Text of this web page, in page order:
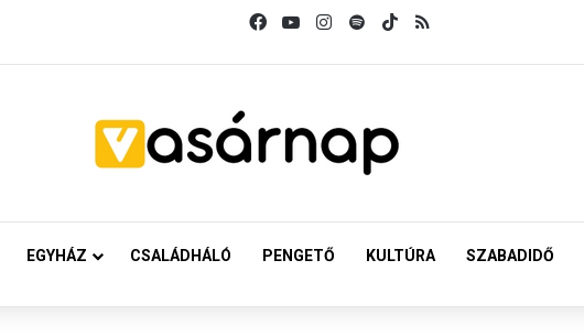
FacebookYouTubeInstagram
SpotifyTikTok
EGYHÁZ CSALÁDHÁLÓ PENGETŐ KULTÚRA SZABADIDŐ